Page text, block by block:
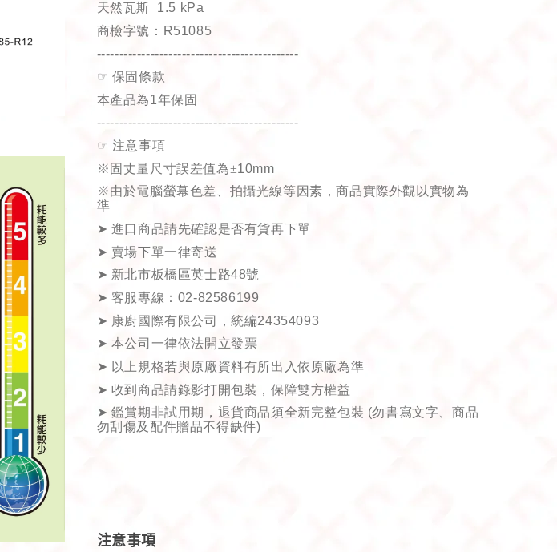
天然瓦斯 1.5 kPa
商檢字號： R51085
---------------------------------------------
☞ 保固條款
本產品為1年保固
---------------------------------------------
☞ 注意事項
※固丈量尺寸誤差值為±10mm
※由於電腦螢幕色差、拍攝光線等因素，商品實際外觀以實物為
準
➤ 進口商品請先確認是否有貨再下單
➤ 賣場下單一律寄送
➤ 新北市板橋區英士路48號
➤ 客服專線： 02-82586199
➤ 康廚國際有限公司，統編24354093
➤ 本公司一律依法開立發票
➤ 以上規格若與原廠資料有所出入依原廠為準
➤ 收到商品請錄影打開包裝，保障雙方權益
➤ 鑑賞期非試用期，退貨商品須全新完整包裝 (勿書寫文字、商品
勿刮傷及配件贈品不得缺件)
注意事項